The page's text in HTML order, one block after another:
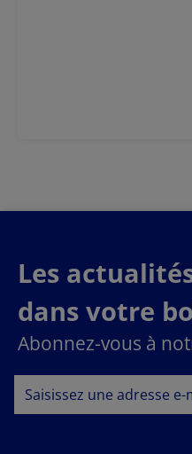
Les
dans votre
Abonnez-vous à
Adresse e-mail*